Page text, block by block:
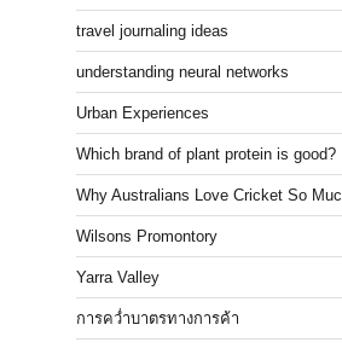
travel journaling ideas
understanding neural networks
Urban Experiences
Which brand of plant protein is good?
Why Australians Love Cricket So
Wilsons Promontory
Yarra Valley
การคว่ำบาตรทางการค้า